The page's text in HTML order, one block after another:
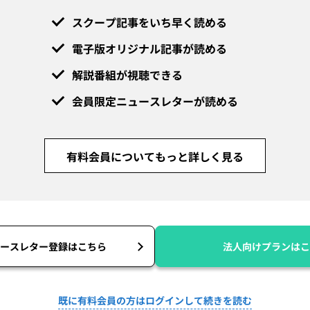
スクープ記事をいち早く読める
電子版オリジナル記事が読める
解説番組が視聴できる
会員限定ニュースレターが読める
有料会員についてもっと詳しく見る
スレター登録はこちら 法人向けプランは
既に有料会員の方はログインして続きを読む